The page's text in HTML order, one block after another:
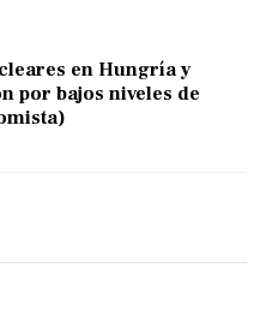
en Hungría y
por bajos niveles de